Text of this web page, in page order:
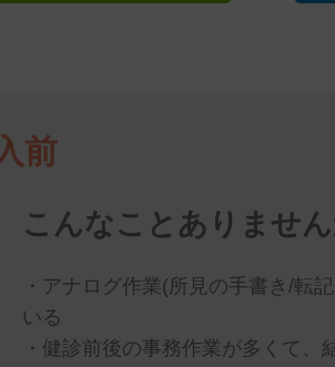
前
こんなことありませ
・アナログ作業(所見の手書き/転
いる
・健診前後の事務作業が多くて